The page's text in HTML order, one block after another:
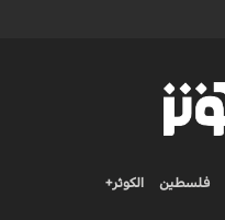
فلسطين الكوثر+